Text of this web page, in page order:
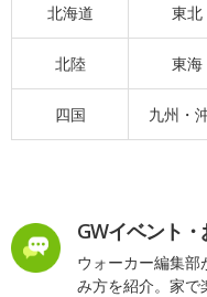
北海道 東北
北陸 東海
四国 九州・
GWイベント・
ウォーカー編集部
み方を紹介。家で